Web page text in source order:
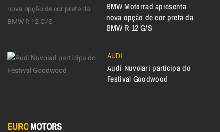
BMW Motorrad apresenta
nova opção de cor preta da
BMW R 12 G/S
AUDI
Audi Nuvolari participa do
Festival Goodwood
EUROMOTORS